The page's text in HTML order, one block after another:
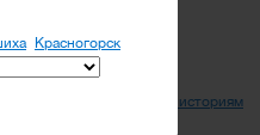
Красногорск
жизнь.
Вернуться ко всем историям